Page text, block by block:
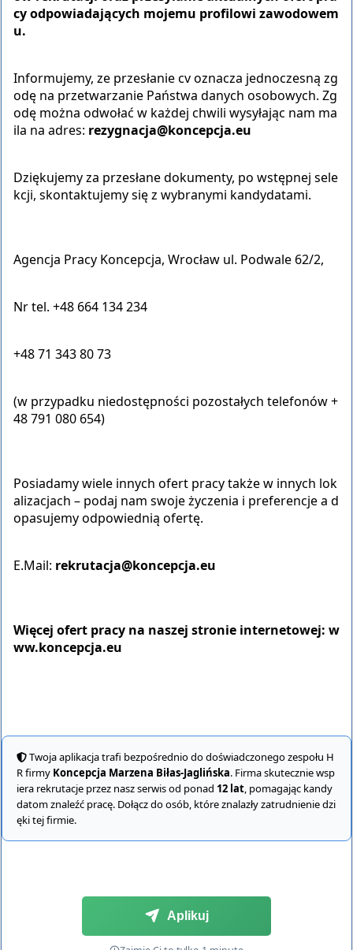
cy odpowiadających mojemu profilowi zawodowem
u.
Informujemy, ze przesłanie cv oznacza jednoczesną zg
odę na przetwarzanie Państwa danych osobowych. Zg
odę można odwołać w każdej chwili wysyłając nam ma
ila na adres: rezygnacja@koncepcja.eu
Dziękujemy za przesłane dokumenty, po wstępnej sele
kcji, skontaktujemy się z wybranymi kandydatami.
Agencja Pracy Koncepcja, Wrocław ul. Podwale 62/2,
Nr tel. +48 664 134 234
+48 71 343 80 73
(w przypadku niedostępności pozostałych telefonów +
48 791 080 654)
Posiadamy wiele innych ofert pracy także w innych lok
alizacjach – podaj nam swoje życzenia i preferencje a d
opasujemy odpowiednią ofertę.
E.Mail: rekrutacja@koncepcja.eu
Więcej ofert pracy na naszej stronie internetowej: w
ww.koncepcja.eu
Twoja aplikacja trafi bezpośrednio do doświadczonego zespołu H
R firmy Koncepcja Marzena Biłas-Jaglińska. Firma skutecznie wsp
iera rekrutacje przez nasz serwis od ponad 12 lat, pomagając kandy
datom znaleźć pracę. Dołącz do osób, które znalazły zatrudnienie dzi
ęki tej firmie.
Aplikuj